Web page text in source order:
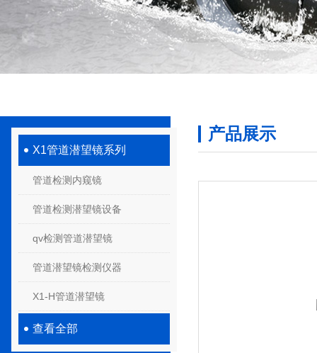
X1管道潜望镜系列
管道检测内窥镜
管道检测潜望镜设备
qv检测管道潜望镜
管道潜望镜检测仪器
X1-H管道潜望镜
查看全部
产品展示